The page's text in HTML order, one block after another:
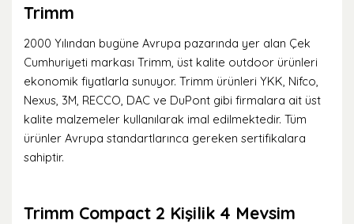
Trimm
2000 Yılından bugüne Avrupa pazarında yer alan Çek
Cumhuriyeti markası Trimm, üst kalite outdoor ürünleri
ekonomik fiyatlarla sunuyor. Trimm ürünleri YKK, Nifco,
Nexus, 3M, RECCO, DAC ve DuPont gibi firmalara ait üst
kalite malzemeler kullanılarak imal edilmektedir. Tüm
ürünler Avrupa standartlarınca gereken sertifikalara
sahiptir.
Trimm Compact 2 Kişilik 4 Mevsim